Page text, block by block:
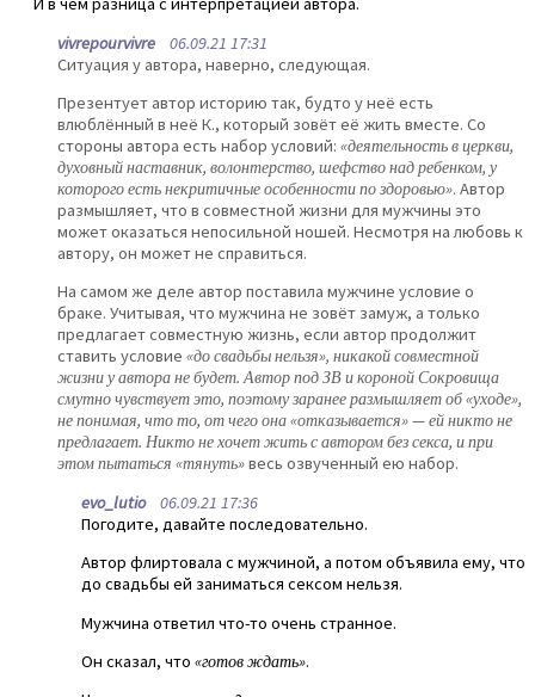
vivrepourvivre 06.09.21 17:31
Ситуация у автора, наверно, следующая.
Презентует автор историю так, будто у неё есть
влюблённый в неё К., который зовёт её жить вместе. Со
стороны автора есть набор условий: «деятельность в церкви,
духовный наставник, волонтерство, шефство над ребенком, у
которого есть некритичные особенности по здоровью». Автор
размышляет, что в совместной жизни для мужчины это
может оказаться непосильной ношей. Несмотря на любовь к
автору, он может не справиться.
На самом же деле автор поставила мужчине условие о
браке. Учитывая, что мужчина не зовёт замуж, а только
предлагает совместную жизнь, если автор продолжит
ставить условие «до свадьбы нельзя», никакой совместной
жизни у автора не будет. Автор под ЗВ и короной Сокровища
смутно чувствует это, поэтому заранее размышляет об «уходе»,
не понимая, что то, от чего она «отказывается» — ей никто не
предлагает. Никто не хочет жить с автором без секса, и при
этом пытаться «тянуть»весь озвученный ею набор.
evo_lutio06.09.21 17:36
Погодите, давайте последовательно.
Автор флиртовала с мужчиной, а потом объявила ему, что
до свадьбы ей заниматься сексом нельзя.
Мужчина ответил что-то очень странное.
Он сказал, что «готов ждать».